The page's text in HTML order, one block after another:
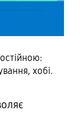
хобі.